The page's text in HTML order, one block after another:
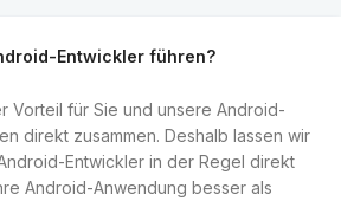
Entwickler führen?
Vorteil für Sie und unsere Android-
direkt zusammen. Deshalb lassen wir
Entwickler in der Regel direkt
Android-Anwendung besser als